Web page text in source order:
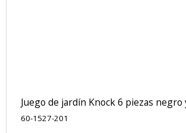
Juego de jardín Knock 6 piezas negro
60-1527-201